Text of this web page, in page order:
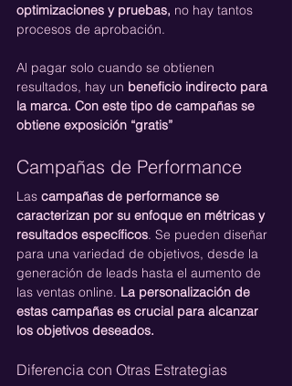
optimizaciones y pruebas, no hay tantos
procesos de aprobación.
Al pagar solo cuando se obtienen
resultados, hay un beneficio indirecto para
la marca. Con este tipo de campañas se
obtiene exposición “gratis”
Campañas de Performance
Las campañas de performance se
caracterizan por su enfoque en métricas y
resultados específicos. Se pueden diseñar
para una variedad de objetivos, desde la
generación de leads hasta el aumento de
las ventas online. La personalización de
estas campañas es crucial para alcanzar
los objetivos deseados.
Diferencia con Otras Estrategias